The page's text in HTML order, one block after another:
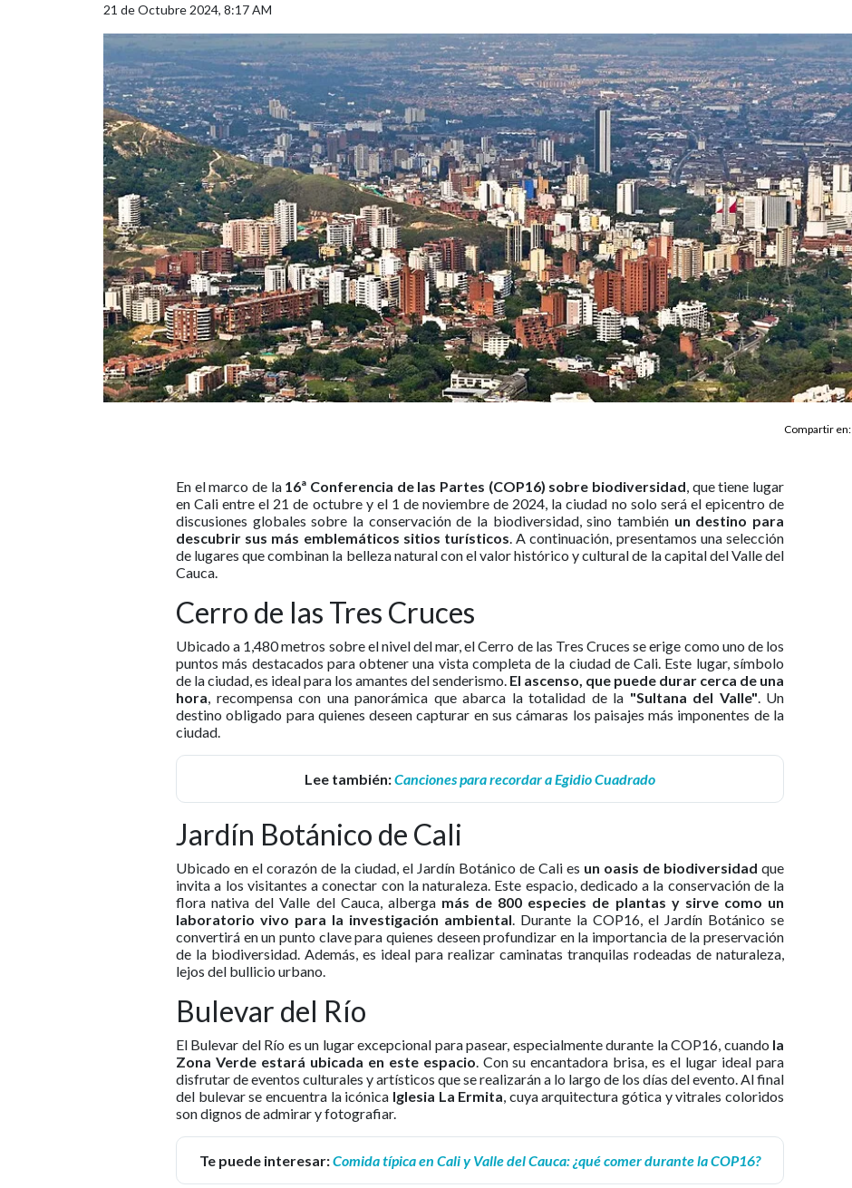
21 de Octubre 2024, 8:17 AM
Compartir en:
En el marco de la 16ª Conferencia de las Partes (COP16) sobre biodiversidad, que tiene lugar
en Cali entre el 21 de octubre y el 1 de noviembre de 2024, la ciudad no solo será el epicentro de
discusiones globales sobre la conservación de la biodiversidad, sino también un destino para
descubrir sus más emblemáticos sitios turísticos. A continuación, presentamos una selección
de lugares que combinan la belleza natural con el valor histórico y cultural de la capital del Valle del
Cauca.
Cerro de las Tres Cruces
Ubicado a 1,480 metros sobre el nivel del mar, el Cerro de las Tres Cruces se erige como uno de los
puntos más destacados para obtener una vista completa de la ciudad de Cali. Este lugar, símbolo
de la ciudad, es ideal para los amantes del senderismo. El ascenso, que puede durar cerca de una
hora, recompensa con una panorámica que abarca la totalidad de la "Sultana del Valle". Un
destino obligado para quienes deseen capturar en sus cámaras los paisajes más imponentes de la
ciudad.
Lee también:Canciones para recordar a Egidio Cuadrado
Jardín Botánico de Cali
Ubicado en el corazón de la ciudad, el Jardín Botánico de Cali es un oasis de biodiversidad que
invita a los visitantes a conectar con la naturaleza. Este espacio, dedicado a la conservación de la
flora nativa del Valle del Cauca, alberga más de 800 especies de plantas y sirve como un
laboratorio vivo para la investigación ambiental. Durante la COP16, el Jardín Botánico se
convertirá en un punto clave para quienes deseen profundizar en la importancia de la preservación
de la biodiversidad. Además, es ideal para realizar caminatas tranquilas rodeadas de naturaleza,
lejos del bullicio urbano.
Bulevar del Río
El Bulevar del Río es un lugar excepcional para pasear, especialmente durante la COP16, cuando la
Zona Verde estará ubicada en este espacio. Con su encantadora brisa, es el lugar ideal para
disfrutar de eventos culturales y artísticos que se realizarán a lo largo de los días del evento. Al final
del bulevar se encuentra la icónica Iglesia La Ermita, cuya arquitectura gótica y vitrales coloridos
son dignos de admirar y fotografiar.
Te puede interesar:Comida típica en Cali y Valle del Cauca: ¿qué comer durante la COP16?